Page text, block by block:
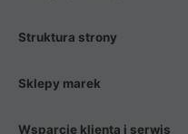
Struktura strony
Sklepy marek
Wsparcie klienta i serwis